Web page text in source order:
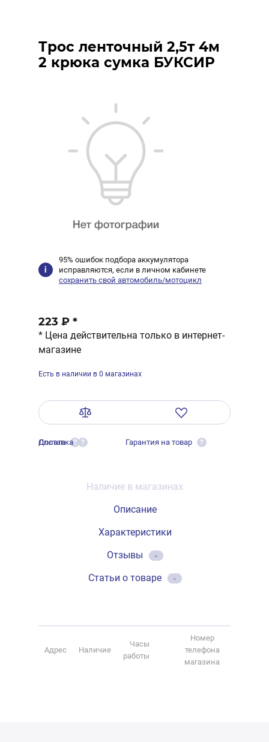
Трос ленточный 2,5т 4м
2 крюка сумка БУКСИР
95% ошибок подбора аккумулятора
исправляются, если в личном кабинете
сохранить свой автомобиль/мотоцикл
223 ₽ *
* Цена действительна только в интернет-
магазине
Есть в наличии в 0 магазинах
Оплата ?
Доставка ? Гарантия на товар ?
Наличие в магазинах
Описание
Характеристики
Отзывы
-
Статьи о товаре -
Адрес Наличие
Часы
работы
Номер
телефона
магазина